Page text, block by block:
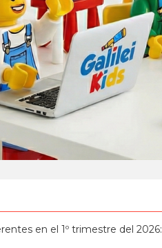
en el 1º trimestre del 2026: